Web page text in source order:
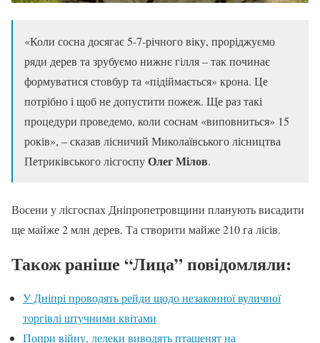
«Коли сосна досягає 5-7-річного віку, проріджуємо
ряди дерев та зрубуємо нижнє гілля – так починає
формуватися стовбур та «підіймається» крона. Це
потрібно і щоб не допустити пожеж. Ще раз такі
процедури проведемо, коли соснам «виповниться» 15
років», – сказав лісничий Миколаївського лісництва
Петриківського лісгоспуОлег Мілов.
Восени у лісгоспах Дніпропетровщини планують висадити
ще майже 2 млн дерев. Та створити майже 210 га лісів.
Також раніше “Лица” повідомляли:
У Дніпрі проводять рейди щодо незаконної вуличної
торгівлі штучними квітами
Попри війну, лелеки виводять пташенят на